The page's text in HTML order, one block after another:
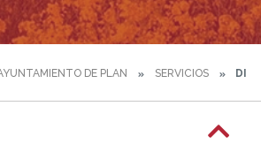
DE PLAN SERVICIOS